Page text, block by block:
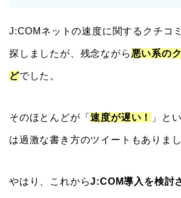
J:COMネットの速度に関するクチコ
探しましたが、残念ながら悪い系の
どでした。
そのほとんどが「速度が遅い！ 」と
は過激な書き方のツイートもありまし
やはり、これからJ:COM導入を検討